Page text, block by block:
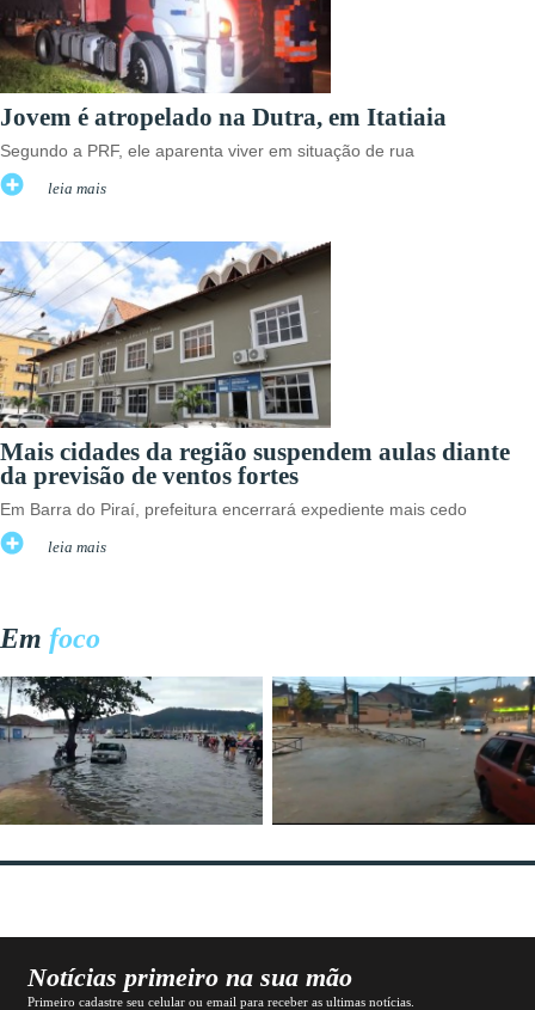
Jovem é atropelado na Dutra, em Itatiaia
Segundo a PRF, ele aparenta viver em situação de rua
leia mais
Mais cidades da região suspendem aulas diante
da previsão de ventos fortes
Em Barra do Piraí, prefeitura encerrará expediente mais cedo
leia mais
Em foco
Notícias primeiro na sua mão
Primeiro cadastre seu celular ou email para receber as ultimas notícias.